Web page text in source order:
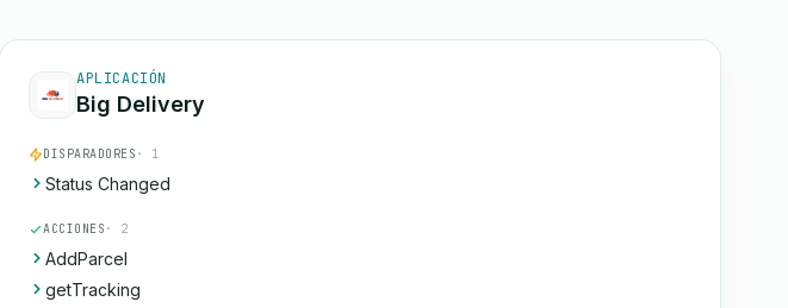
APLICACIÓN
Big Delivery
DISPARADORES · 1
Status Changed
ACCIONES · 2
AddParcel
getTracking